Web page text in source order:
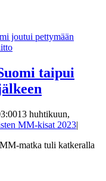
taipui
13 huhtikuun,
MM-kisat 2023|
matka tuli katkeralla